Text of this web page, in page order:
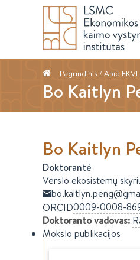
Pagrindinis / Apie EKVI
Bo Kaitlyn
Bo Kaitlyn
Doktorantė
Verslo ekosistemų
ORCID0009-0008-
Doktoranto vadovas:
Mokslo publikacijos